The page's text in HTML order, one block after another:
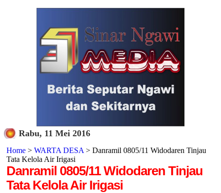
Rabu, 11 Mei 2016
Home> WARTA DESA > Danramil 0805/11 Widodaren Tinjau
Tata Kelola Air Irigasi
Danramil 0805/11 Widodaren Tinjau
Tata Kelola Air Irigasi